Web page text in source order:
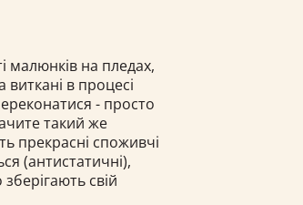
малюнків на пледах,
виткані в процесі
- просто
такий же
прекрасні споживчі
(антистатичні),
свій